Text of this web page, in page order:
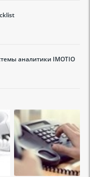
аналитики IMOTIO